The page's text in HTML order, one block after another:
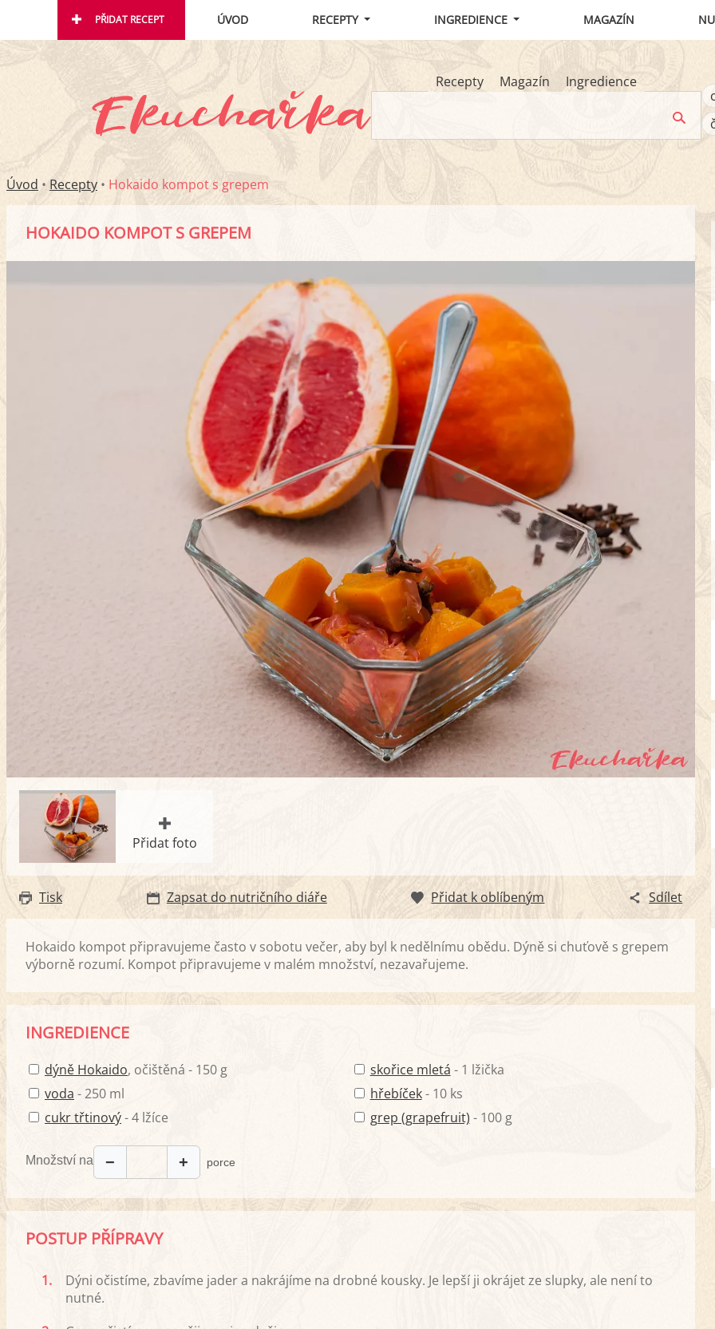
PŘIDAT RECEPT ÚVOD RECEPTY INGREDIENCE MAGAZÍN
Recepty Magazín
Ingredience
Úvod • Recepty • Hokaido kompot s grepem
HOKAIDO KOMPOT S GREPEM
Přidat foto
Tisk Zapsat do nutričního diáře Přidat k oblíbeným Sdílet
Hokaido kompot připravujeme často v sobotu večer, aby byl k nedělnímu obědu. Dýně si chuťově s grepem
výborně rozumí. Kompot připravujeme v malém množství, nezavařujeme.
INGREDIENCE
dýně Hokaido, očištěná - 150 g
voda - 250 ml
cukr třtinový- 4 lžíce
skořice mletá - 1 lžička
hřebíček- 10 ks
grep (grapefruit) - 100 g
Množství na − + porce
POSTUP PŘÍPRAVY
1.
Dýni očistíme, zbavíme jader a nakrájíme na drobné kousky. Je lepší ji okrájet ze slupky, ale není to
nutné.